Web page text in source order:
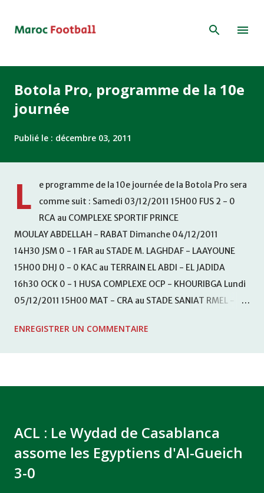
Botola Pro, programme de la 10e
journée
Publié le : décembre 03, 2011
L
e programme de la 10e journée de la Botola Pro sera
comme suit : Samedi 03/12/2011 15H00 FUS 2 - 0
RCA au COMPLEXE SPORTIF PRINCE
MOULAY ABDELLAH - RABAT Dimanche 04/12/2011
14H30 JSM 0 - 1 FAR au STADE M. LAGHDAF - LAAYOUNE
15H00 DHJ 0 - 0 KAC au TERRAIN EL ABDI - EL JADIDA
16h30 OCK 0 - 1 HUSA COMPLEXE OCP - KHOURIBGA Lundi
05/12/2011 15H00 MAT - CRA au STADE SANIAT RMEL -
KHEMISET Mardi 06/12/2011 15H00 WAF - OCS au
ENREGISTRER UN COMMENTAIRE
ACL : Le Wydad de Casablanca
assome les Egyptiens d'Al-Gueich
3-0